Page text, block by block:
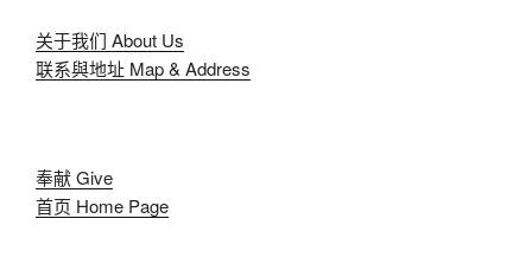
关于我们 About Us
联系與地址 Map & Address
奉献 Give
首页 Home Page